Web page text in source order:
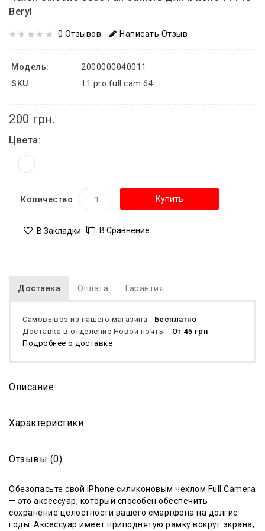
Beryl
0 Отзывов Написать Отзыв
Модель:
2000000040011
SKU :
11 pro full cam 64
200 грн.
Цвета:
Количество Купить
В Закладки В Сравнение
Доставка Оплата Гарантия
Самовывоз из нашего магазина - Бесплатно
Доставка в отделение Новой почты - От 45 грн
Подробнее о доставке
Описание
Характеристики
Отзывы (0)
Обезопасьте свой iPhone силиконовым чехлом Full Camera
— это аксессуар, который способен обеспечить
сохранение целостности вашего смартфона на долгие
годы. Аксессуар имеет приподнятую рамку вокруг экрана,